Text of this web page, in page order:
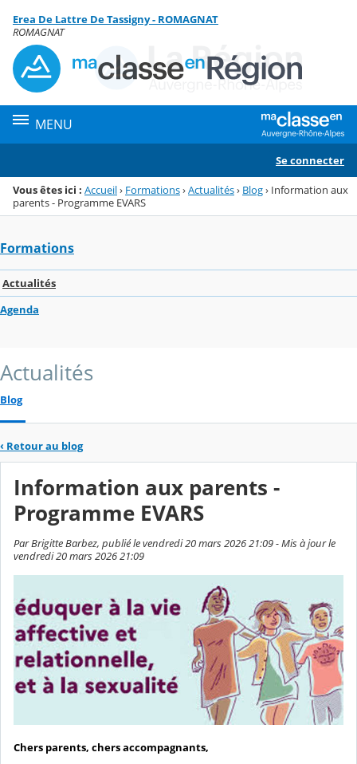
Menu de la rubrique
Contenu
Erea De Lattre De Tassigny - ROMAGNAT
ROMAGNAT
MENU
Se connecter
Vous êtes ici : Accueil› Formations›Actualités› Blog› Information aux
parents - Programme EVARS
Formations
Actualités
Agenda
Actualités
Blog
‹ Retour au blog
Information aux parents -
Programme EVARS
Par Brigitte Barbez, publié le vendredi 20 mars 2026 21:09 - Mis à jour le
vendredi 20 mars 2026 21:09
Chers parents, chers accompagnants,